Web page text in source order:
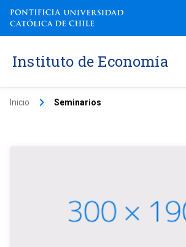
Instituto de Economía
Inicio keyboard_arrow_right Seminarios